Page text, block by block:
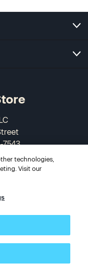
7543
technologies,
Visit our